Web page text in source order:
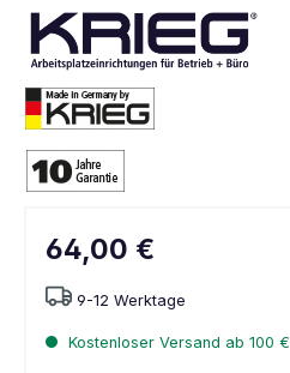
64,00 €
9-12 Werktage
Kostenloser Versand ab 100 €